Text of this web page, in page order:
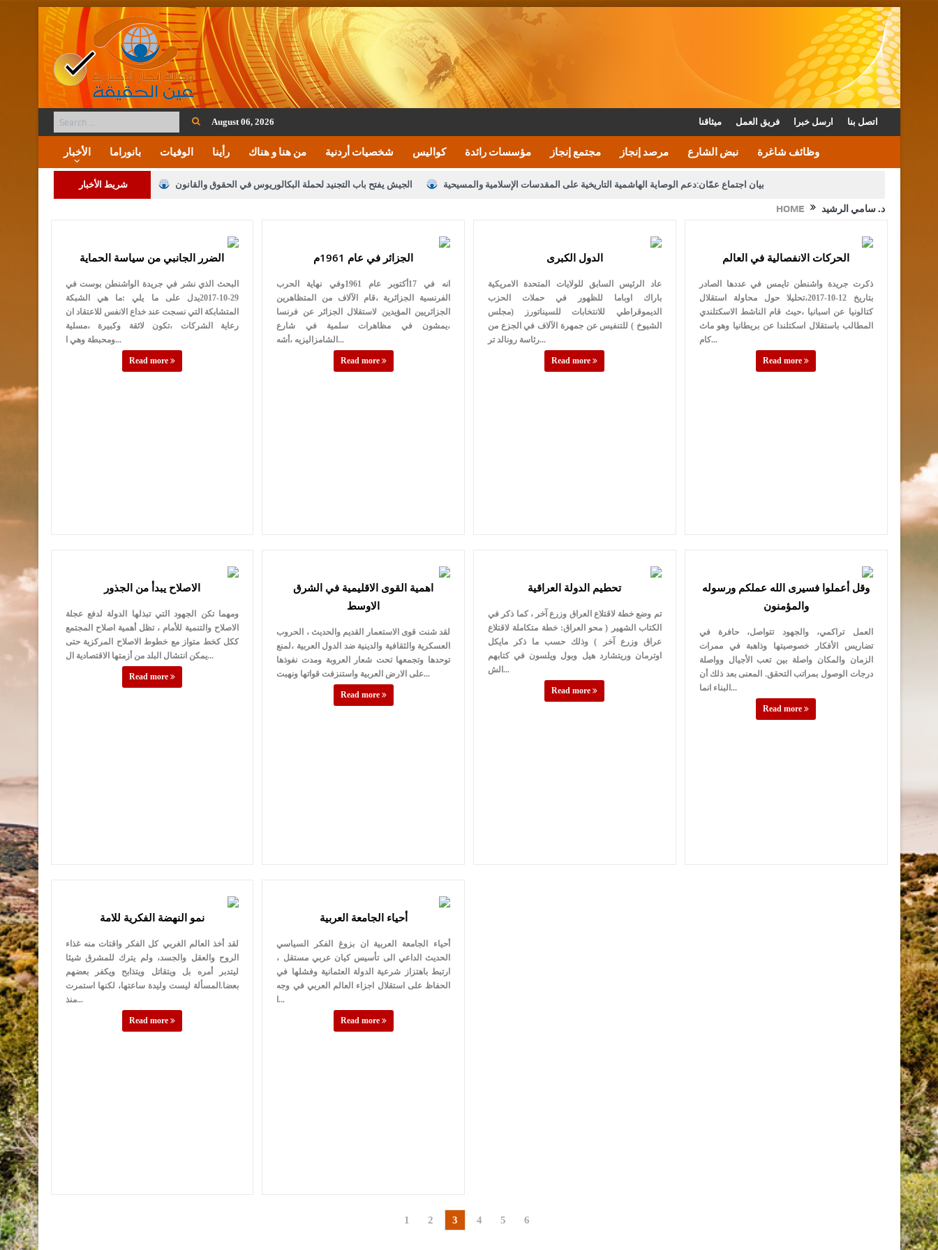
August 06, 2026 ميثاقنا فريق العمل ارسل خبرا اتصل بنا
الأخبار بانوراما الوفيات رأينا من هنا و هناك شخصيات أردنية كواليس مؤسسات رائدة مجتمع إنجاز مرصد إنجاز نبض الشارع وظائف شاغرة
شريط الأخبار الجيش يفتح باب التجنيد لحملة البكالوريوس في الحقوق والقانون بيان اجتماع عمّان:دعم الوصاية الهاشمية التاريخية على المقدسات الإسلامية والمسيحية
القاضي يلتقي رؤساء تحرير الصحف اليومية ويؤكد حرص مجلس النواب على شراكة فاعلة مع الإعلام دعوة المكلفين بخدمة العلم (الدفعة الثالثة) إلى مراجعة منصة خدمة العلم
الملك يلتقي مجموعة من رفاق السلاح الملك يتلقى اتصالا هاتفيا من العاهل البحريني القاضي محمود أحمد فريحات.. مبارك ومزيدا من التوفيق
عارف بيك فريحات.. مبارك وبكم تزهو المناصب
HOME د. سامي الرشيد
الضرر الجانبي من سياسة الحماية
البحث الذي نشر في جريدة الواشنطن بوست في
29-10-2017يدل على ما يلي :ما هي الشبكة
المتشابكة التي نسجت عند خداع الانفس للاعتقاد ان
رعاية الشركات ،تكون لائقة وكبيرة ،مسلية
ومحبطة وهي ا...
Read more
الجزائر في عام 1961م
انه في 17أكتوبر عام 1961وفي نهاية الحرب
الفرنسية الجزائرية ،قام الآلاف من المتظاهرين
الجزائريين المؤيدين لاستقلال الجزائر عن فرنسا
،يمشون في مظاهرات سلمية في شارع
الشامزاليزيه ،أشه...
Read more
الدول الكبرى
عاد الرئيس السابق للولايات المتحدة الامريكية
باراك اوباما للظهور في حملات الحزب
الديموقراطي للانتخابات للسيناتورز (مجلس
الشيوخ ) للتنفيس عن جمهرة الآلاف في الجزع من
رئاسة رونالد تر...
Read more
الحركات الانفصالية في العالم
ذكرت جريدة واشنطن تايمس في عددها الصادر
بتاريخ 12-10-2017،تحليلا حول محاولة استقلال
كتالونيا عن اسبانيا ،حيث قام الناشط الاسكتلندي
المطالب باستقلال اسكتلندا عن بريطانيا وهو ماث
كام...
Read more
الاصلاح يبدأ من الجذور
ومهما تكن الجهود التي تبذلها الدولة لدفع عجلة
الاصلاح والتنمية للأمام ، تظل أهمية اصلاح المجتمع
ككل كخط متواز مع خطوط الاصلاح المركزية حتى
يمكن انتشال البلد من أزمتها الاقتصادية ال...
Read more
اهمية القوى الاقليمية في الشرق
الاوسط
لقد شنت قوى الاستعمار القديم والحديث ، الحروب
العسكرية والثقافية والدينية ضد الدول العربية ،لمنع
توحدها وتجمعها تحت شعار العروبة ومدت نفوذها
على الارض العربية واستنزفت قواتها ونهبت...
Read more
تحطيم الدولة العراقية
تم وضع خطة لاقتلاع العراق وزرع آخر ، كما ذكر في
الكتاب الشهير ( محو العراق: خطة متكاملة لاقتلاع
عراق وزرع آخر ) وذلك حسب ما ذكر مايكل
اوترمان وريتشارد هيل وبول ويلسون في كتابهم
الش...
Read more
وقل أعملوا فسيرى الله عملكم ورسوله
والمؤمنون
العمل تراكمي، والجهود تتواصل، حافرة في
تضاريس الأفكار خصوصيتها وذاهبة في ممرات
الزمان والمكان واصلة بين تعب الأجيال وواصلة
درجات الوصول بمراتب التحقق. المعنى بعد ذلك أن
البناء انما...
Read more
نمو النهضة الفكرية للامة
لقد أخذ العالم الغربي كل الفكر واقتات منه غذاء
الروح والعقل والجسد، ولم يترك للمشرق شيئا
ليتدبر أمره بل ويتقاتل ويتذابح ويكفر بعضهم
بعضا.المسألة ليست وليدة ساعتها، لكنها استمرت
منذ...
Read more
أحياء الجامعة العربية
أحياء الجامعة العربية ان بزوغ الفكر السياسي
الحديث الداعي الى تأسيس كيان عربي مستقل ،
ارتبط باهتزاز شرعية الدولة العثمانية وفشلها في
الحفاظ على استقلال اجزاء العالم العربي في وجه
ا...
Read more
1 2 3 4 5 6